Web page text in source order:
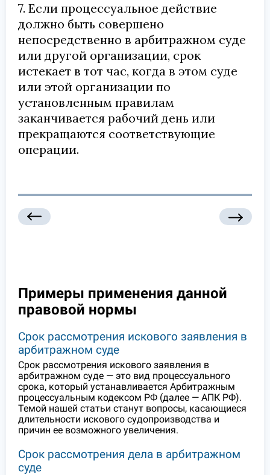
7. Если процессуальное действие
должно быть совершено
непосредственно в арбитражном суде
или другой организации, срок
истекает в тот час, когда в этом суде
или этой организации по
установленным правилам
заканчивается рабочий день или
прекращаются соответствующие
операции.
Примеры применения данной
правовой нормы
Срок рассмотрения искового заявления в
арбитражном суде
Срок рассмотрения искового заявления в
арбитражном суде — это вид процессуального
срока, который устанавливается Арбитражным
процессуальным кодексом РФ (далее — АПК РФ).
Темой нашей статьи станут вопросы, касающиеся
длительности искового судопроизводства и
причин ее возможного увеличения.
Срок рассмотрения дела в арбитражном
суде